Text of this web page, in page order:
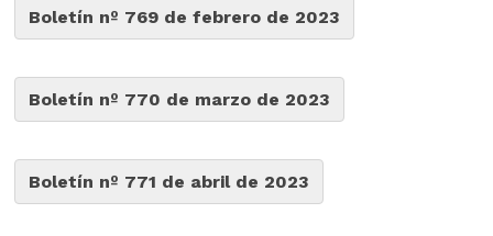
Boletín nº 769 de febrero de 2023
Boletín nº 770 de marzo de 2023
Boletín nº 771 de abril de 2023